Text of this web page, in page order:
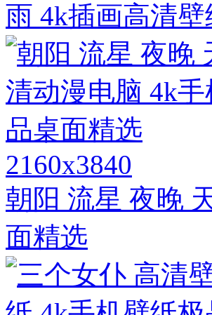
雨 4k插画高清壁
2160x3840
朝阳 流星 夜晚
面精选